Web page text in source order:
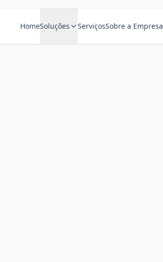
HomeSoluções ServiçosSobre a Empresa